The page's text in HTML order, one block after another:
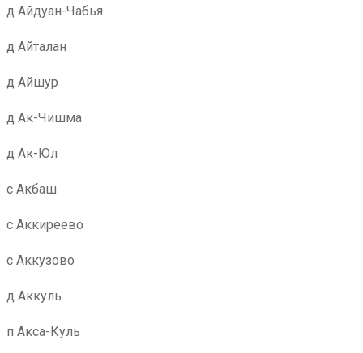
д Айдуан-Чабья
д Айталан
д Айшур
д Ак-Чишма
д Ак-Юл
с Акбаш
с Аккиреево
с Аккузово
д Аккуль
п Акса-Куль